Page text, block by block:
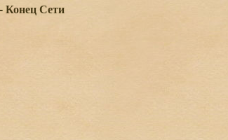
Конец Сети